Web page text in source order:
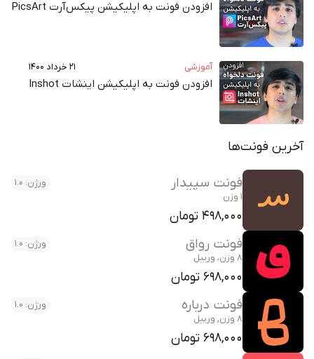
افزودن فونت به اپلیکیشن پیکس‌آرت PicsArt
آموزشی
افزودن فونت به اپلیکیشن اینشات Inshot
فونت‌ها
فونت سپیدار
1 وزن
498,000 تومان
فونت رواق
8 وزن، وریبل
698,000 تومان
فونت درباره
8 وزن, وریبل
698,000 تومان